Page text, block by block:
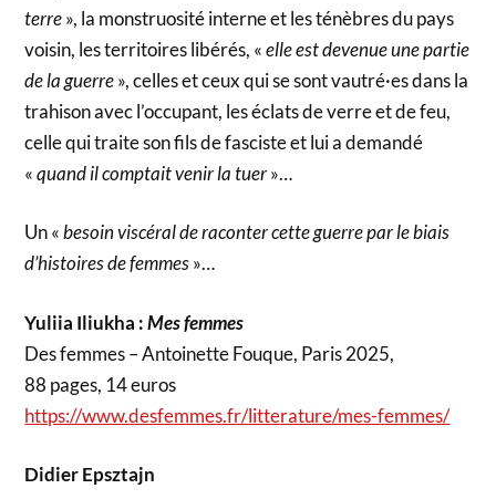
terre», la monstruosité interne et les ténèbres du pays
voisin, les territoires libérés, «elle est devenue une partie
de la guerre», celles et ceux qui se sont vautré·es dans la
trahison avec l’occupant, les éclats de verre et de feu,
celle qui traite son fils de fasciste et lui a demandé
«quand il comptait venir la tuer»…
Un «besoin viscéral de raconter cette guerre par le biais
d’histoires de femmes»…
Yuliia Iliukha :Mes femmes
Des femmes – Antoinette Fouque, Paris 2025,
88 pages, 14 euros
https://www.desfemmes.fr/litterature/mes-femmes/
Didier Epsztajn